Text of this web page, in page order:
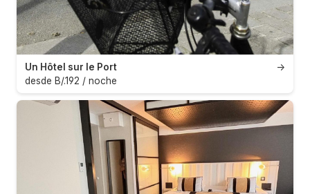
→
Un Hôtel sur le Port
desde B/.192 / noche